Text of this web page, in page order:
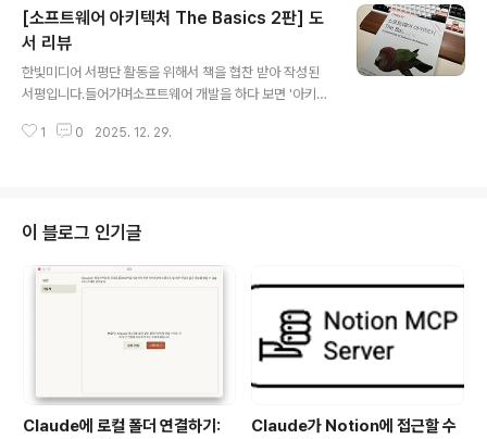
지 않은 분량과 함께 말이죠. 읽어보니 정말 그림이 풍부하
게 담긴 책이었고, 복잡한 개념들이 시각적으로 정리되어
있어서 이해하기가 훨씬 수월했어요.주요 내용 이 책은 컨
테이너 기술의 기초부터 차근차근 다루고 있어요. 처음에
면서 도커의 Build, Ship, Run이라는 개념을 소개해요. 컨
[소프트웨어 아키텍처 The Basics 2판] 도
서 리뷰
한빛미디어 서평단 활동을 위해서 책을 협찬 받아 작성된
서평입니다.들어가며소프트웨어 개발을 하다 보면 '아키텍
가 정확히 무엇인지, 아키텍트는 어떤 일을 하는 사람인지
다. 이 책은 ‘소프트웨어 아키텍처 101’의 개정판으로 나온
것인데요.생성형 AI와 클라우드 환경 등 최근 몇 년간 급격
히 변화한 기술 환경을 충실히 반영하고 있는 듯 했어요! 목
차CHAPTER 01 서론_1.1 소프트웨어 아키텍처의 정의_1.
2 소프트웨어 아키텍처의 법칙_1.3 아키텍트의 기대 역할_
1.4 로드맵PART..
1 0 2025. 12. 29.
이 블로그 인기글
Claude에 로컬 폴더 연결하기:
Claude가 Notion에 접근할 수